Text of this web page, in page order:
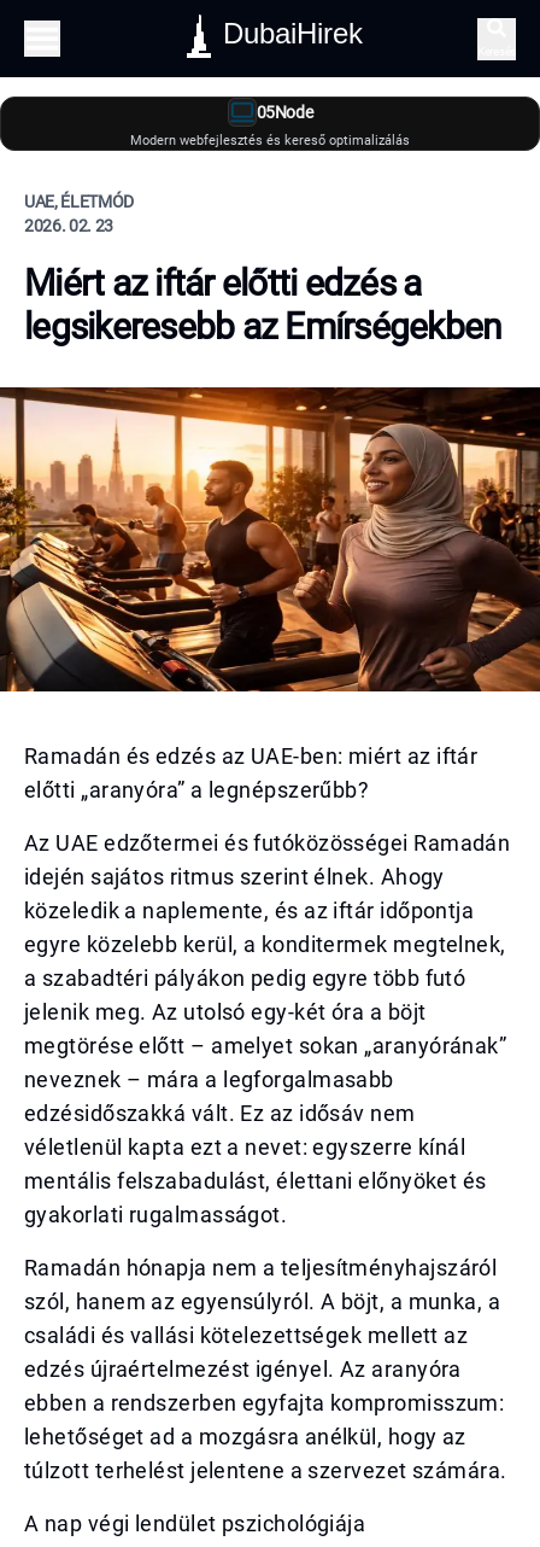
DubaiHirek
05Node
Modern webfejlesztés és kereső optimalizálás
UAE, ÉLETMÓD
2026. 02. 23
Miért az iftár előtti edzés a
legsikeresebb az Emírségekben
Ramadán és edzés az UAE-ben: miért az iftár
előtti „aranyóra” a legnépszerűbb?
Az UAE edzőtermei és futóközösségei Ramadán
idején sajátos ritmus szerint élnek. Ahogy
közeledik a naplemente, és az iftár időpontja
egyre közelebb kerül, a konditermek megtelnek,
a szabadtéri pályákon pedig egyre több futó
jelenik meg. Az utolsó egy-két óra a böjt
megtörése előtt – amelyet sokan „aranyórának”
neveznek – mára a legforgalmasabb
edzésidőszakká vált. Ez az idősáv nem
véletlenül kapta ezt a nevet: egyszerre kínál
mentális felszabadulást, élettani előnyöket és
gyakorlati rugalmasságot.
Ramadán hónapja nem a teljesítményhajszáról
szól, hanem az egyensúlyról. A böjt, a munka, a
családi és vallási kötelezettségek mellett az
edzés újraértelmezést igényel. Az aranyóra
ebben a rendszerben egyfajta kompromisszum:
lehetőséget ad a mozgásra anélkül, hogy az
túlzott terhelést jelentene a szervezet számára.
A nap végi lendület pszichológiája